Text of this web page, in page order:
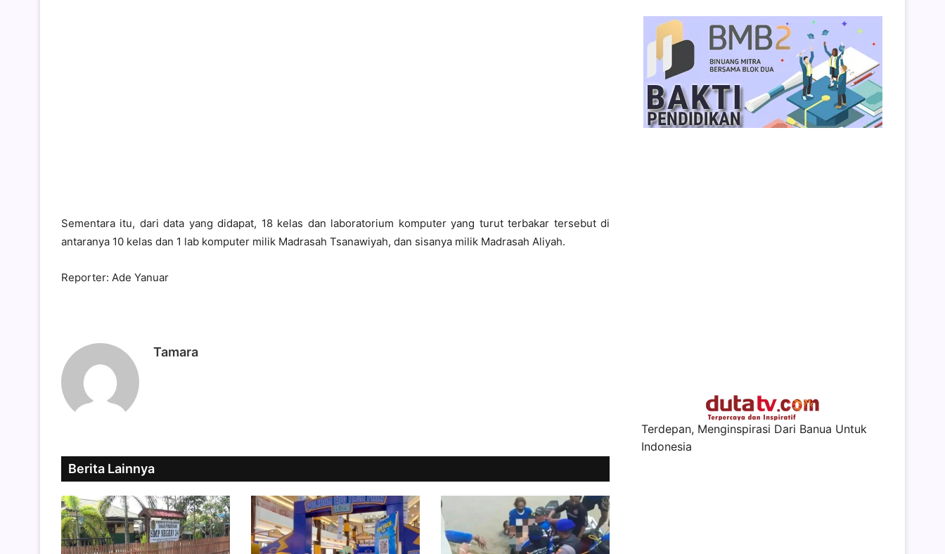
Sementara itu, dari data yang didapat, 18 kelas dan laboratorium komputer yang turut terbakar tersebut di
antaranya 10 kelas dan 1 lab komputer milik Madrasah Tsanawiyah, dan sisanya milik Madrasah Aliyah.
Reporter: Ade Yanuar
Tamara
Berita Lainnya
Terdepan, Menginspirasi Dari Banua Untuk
Indonesia